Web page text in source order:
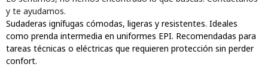
y te ayudamos.
Sudaderas ignífugas cómodas, ligeras y resistentes. Ideales
como prenda intermedia en uniformes EPI. Recomendadas para
tareas técnicas o eléctricas que requieren protección sin perder
confort.